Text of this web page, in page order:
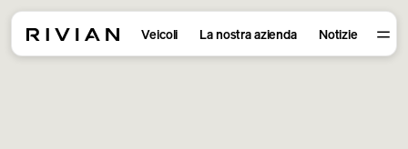
Veicoli La nostra azienda Notizie